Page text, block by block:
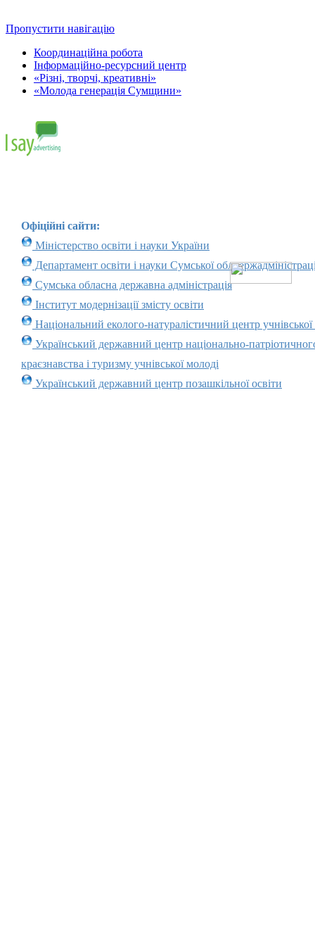
Пропустити навігацію
Координаційна робота
Інформаційно-ресурсний центр
«Різні, творчі, креативні»
«Молода генерація Сумщини»
Офіційні сайти:
Міністерство освіти і науки України
Департамент освіти і науки Сумської
Сумська обласна державна адміністрація
Інститут модернізації змісту освіти
Національний еколого-натуралістичний центр учнівської
Український державний центр національно-
краєзнавства і туризму учнівської молоді
Український державний центр позашкільної освіти